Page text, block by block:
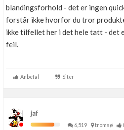
blandingsforhold - det er ingen
forstår ikke hvorfor du tror
ikke tilfellet her i det hele tatt - det
feil.
Anbefal Siter
jaf
6,519
tromsø